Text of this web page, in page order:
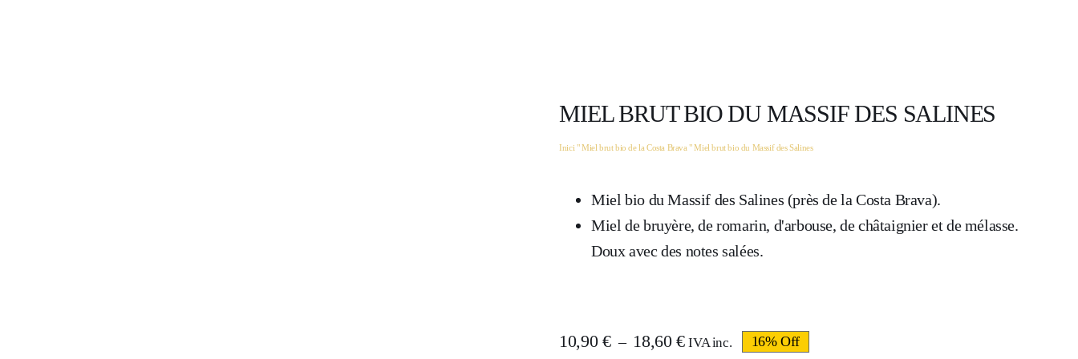
MIEL BRUT BIO DU MASSIF DES SALINES
Inici "Miel brut bio de la Costa Brava "Miel brut bio du Massif des Salines
Miel bio du Massif des Salines (près de la Costa Brava).
Miel de bruyère, de romarin, d'arbouse, de châtaignier et de mélasse.
Doux avec des notes salées.
10,90 € – 18,60€Plage
IVA inc. 16% Off